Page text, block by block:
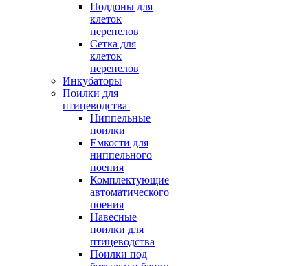
Поддоны для
клеток
перепелов
Сетка для
клеток
перепелов
Инкубаторы
Поилки для
птицеводства
Ниппельные
поилки
Емкости для
ниппельного
поения
Комплектующие
автоматического
поения
Навесные
поилки для
птицеводства
Поилки под